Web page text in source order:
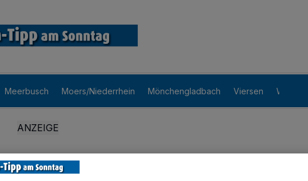
Meerbusch Moers/Niederrhein Mönchengladbach Viersen Willich